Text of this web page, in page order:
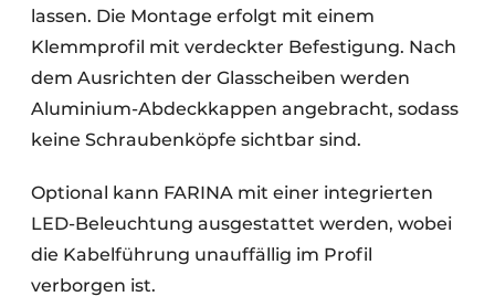
lassen. Die Montage erfolgt mit einem
Klemmprofil mit verdeckter Befestigung. Nach
dem Ausrichten der Glasscheiben werden
Aluminium-Abdeckkappen angebracht, sodass
keine Schraubenköpfe sichtbar sind.
Optional kann FARINA mit einer integrierten
LED-Beleuchtung ausgestattet werden, wobei
die Kabelführung unauffällig im Profil
verborgen ist.